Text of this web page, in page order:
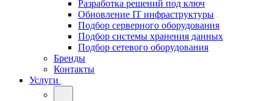
Разработка решений под ключ
Обновление IT инфраструктуры
Подбор серверного оборудования
Подбор системы хранения данных
Подбор сетевого оборудования
Бренды
Контакты
Услуги